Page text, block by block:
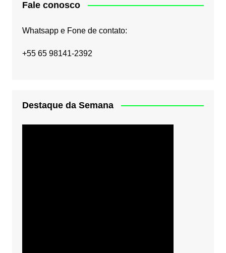
Fale conosco
Whatsapp e Fone de contato:
+55 65 98141-2392
Destaque da Semana